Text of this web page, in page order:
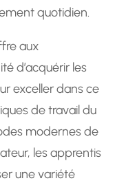
quotidien.
aux
d’acquérir les
exceller dans ce
de travail du
modernes de
les apprentis
une variété